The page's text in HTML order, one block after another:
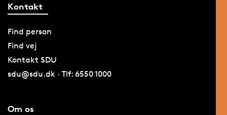
Kontakt
Find person
Find vej
Kontakt SDU
sdu@sdu.dk · Tlf: 6550 1000
Om os